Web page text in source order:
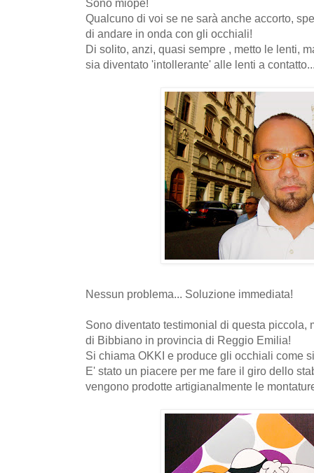
Sono miope!
Qualcuno di voi se ne sarà anche accorto,
di andare in onda con gli occhiali!
Di solito, anzi, quasi sempre , metto le lenti,
sia diventato 'intollerante' alle lenti a
Nessun problema... Soluzione immediata!
Sono diventato testimonial di questa piccola,
di Bibbiano in provincia di Reggio Emilia!
Si chiama OKKI e produce gli occhiali come
E' stato un piacere per me fare il giro dello
vengono prodotte artigianalmente le